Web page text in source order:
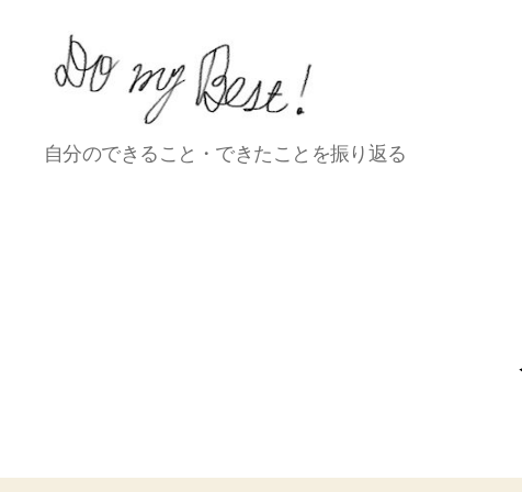
Do
my
自分のできること・できたことを振り返る